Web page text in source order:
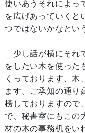
使いあうそれによっ
を広げあっていくと
つではないかなとい
少し話が横にそれ
をしたい木を使った
くっております、木
ます。ご承知の通り
榜しておりますので
で、秘書室にもこの
材の木の事務机をい